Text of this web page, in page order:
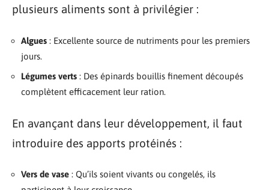
plusieurs aliments sont à privilégier :
Algues : Excellente source de nutriments pour les premiers
jours.
Légumes verts : Des épinards bouillis finement découpés
complètent efficacement leur ration.
En avançant dans leur développement, il faut
introduire des apports protéinés :
Vers de vase : Qu’ils soient vivants ou congelés, ils